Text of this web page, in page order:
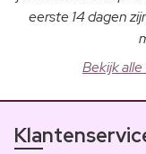
eerste 14 dagen
Bekijk